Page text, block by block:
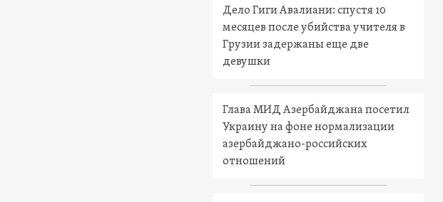
Дело Гиги Авалиани: спустя 10
месяцев после убийства учителя в
Грузии задержаны еще две
девушки
Глава МИД Азербайджана посетил
Украину на фоне нормализации
азербайджано-российских
отношений